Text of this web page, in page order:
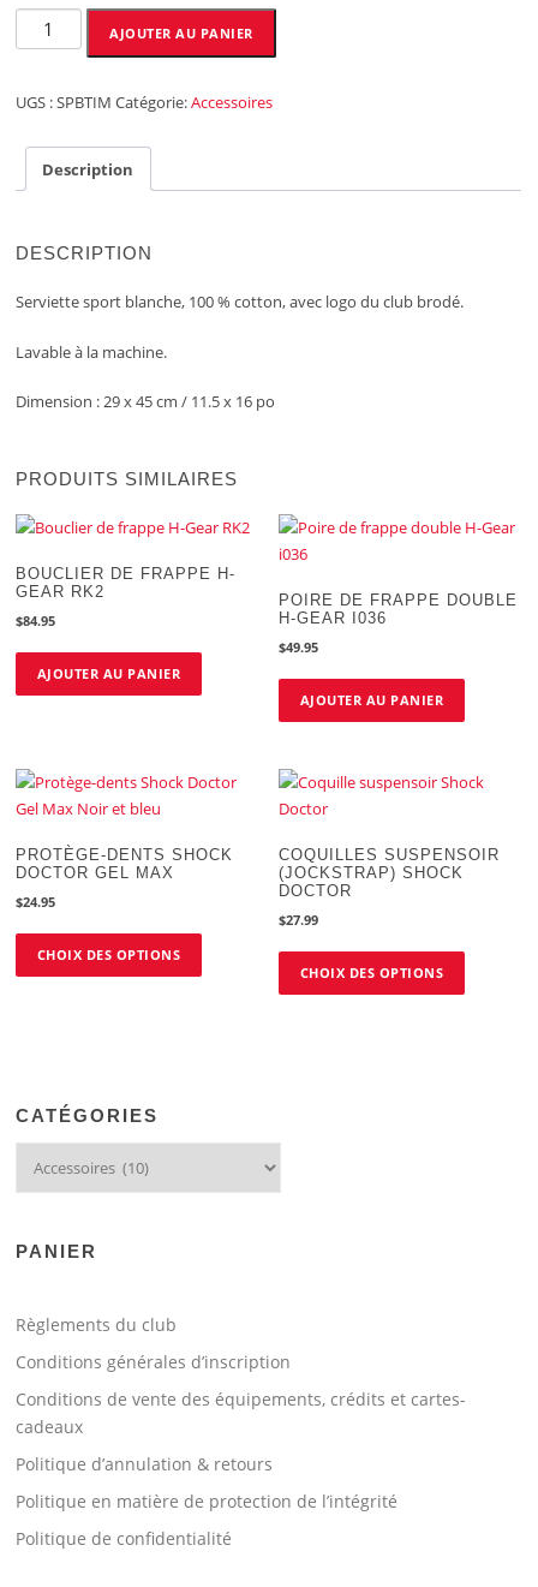
quantité
de
sport
AJOUTER AU PANIER
UGS :SPBTIM Catégorie:Accessoires
Description
DESCRIPTION
Serviette sport blanche, 100 % cotton, avec logo du club brodé.
Lavable à la machine.
Dimension : 29 x 45 cm / 11.5 x 16 po
PRODUITS SIMILAIRES
BOUCLIER DE FRAPPE H-
GEAR RK2
$84.95
AJOUTER AU PANIER
POIRE DE FRAPPE DOUBLE
H-GEAR I036
$49.95
AJOUTER AU PANIER
PROTÈGE-DENTS SHOCK
DOCTOR GEL MAX
$24.95
CHOIX DES OPTIONS
Ce
a
être
sur
COQUILLES SUSPENSOIR
(JOCKSTRAP) SHOCK
DOCTOR
$27.99
CHOIX DES OPTIONS
Ce
a
CATÉGORIES
PANIER
Règlements du club
Conditions générales d’inscription
Conditions de vente des équipements, crédits et cartes-
cadeaux
Politique d’annulation & retours
Politique en matière de protection de l’intégrité
Politique de confidentialité